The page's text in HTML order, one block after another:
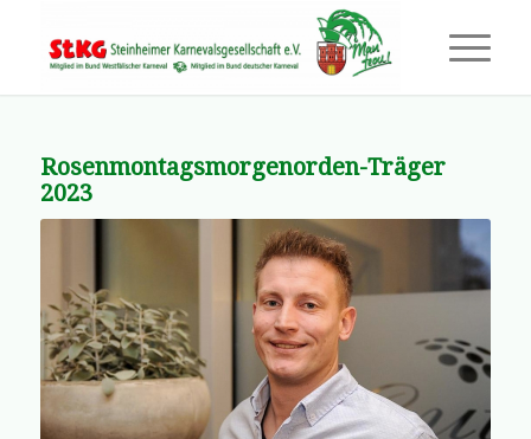
Rosenmontagsmorgenorden-Träger
2023